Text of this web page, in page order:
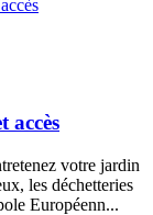
accès
votre jardin
les déchetteries
Européenn...